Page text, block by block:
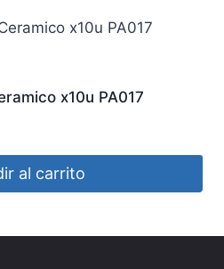
x10u PA017
al carrito